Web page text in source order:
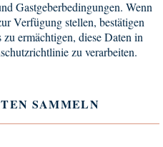
Gastgeberbedingungen. Wenn
Verfügung stellen, bestätigen
zu ermächtigen, diese Daten in
zu verarbeiten.
SAMMELN